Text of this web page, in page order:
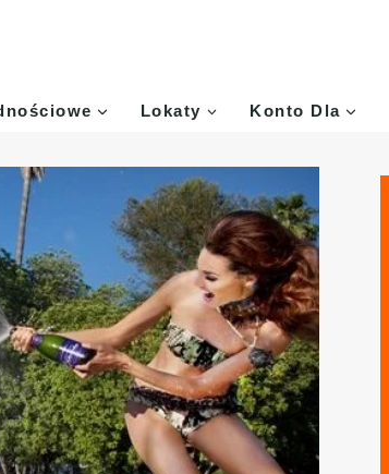
Lokaty Konto Dla